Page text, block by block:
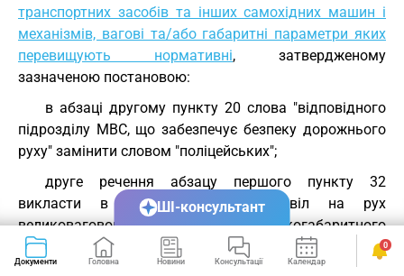
транспортних засобів та інших самохідних машин і
механізмів, вагові та/або габаритні параметри яких
перевищують нормативні, затвердженому
зазначеною постановою:
в абзаці другому пункту 20 слова "відповідного
підрозділу МВС, що забезпечує безпеку дорожнього
руху" замінити словом "поліцейських";
друге речення абзацу першого пункту 32
викласти в такій редакції: "Дозвіл на рух
великовагового та/або великогабаритного
транспортного засобу після отримання погодження
маршруту видається уповноваженим підрозділом
Документи Головна Новини Консультації Календар Сервіси
0
ШІ-консультант